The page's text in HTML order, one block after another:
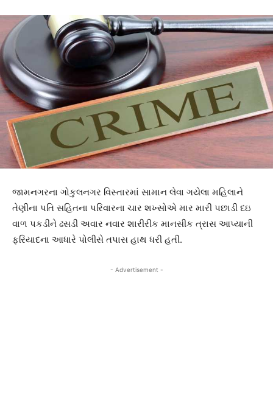
જામનગરના ગોકુલનગર વિસ્તારમાં સામાન લેવા ગયેલા મહિલાને
તેણીના પતિ સહિતના પરિવારના ચાર શખ્સોએ માર મારી પછાડી દઇ
વાળ પકડીને ઢસડી અવાર નવાર શારીરીક માનસીક ત્રાસ આપ્યાની
ફરિયાદના આધારે પોલીસે તપાસ હાથ ધરી હતી.
- Advertisement -